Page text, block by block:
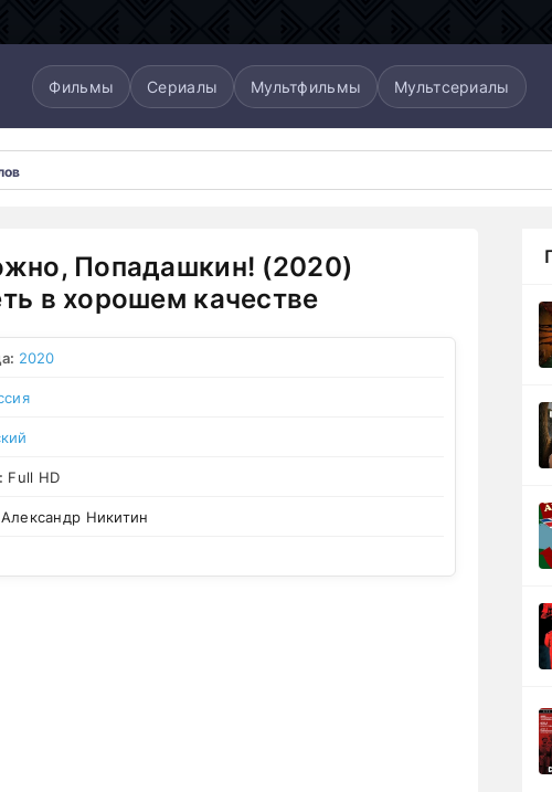
Фильмы Сериалы Мультфильмы Мультсериалы
Попадашкин! (2020)
в хорошем качестве
2020
Full HD
Александр Никитин